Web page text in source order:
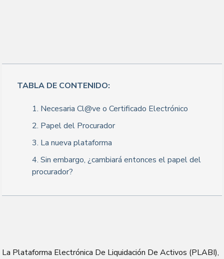
TABLA DE CONTENIDO:
1. Necesaria Cl@ve o Certificado Electrónico
2. Papel del Procurador
3. La nueva plataforma
4. Sin embargo, ¿cambiará entonces el papel del
procurador?
La Plataforma Electrónica De Liquidación De Activos (PLABI),